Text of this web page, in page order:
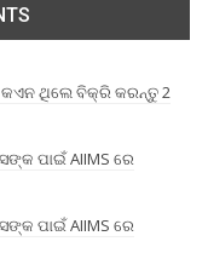
କଏନ ଥିଲେ ବିକ୍ରି କରନ୍ତୁ 2
ପାଇଁ AIIMS ରେ
ପାଇଁ AIIMS ରେ